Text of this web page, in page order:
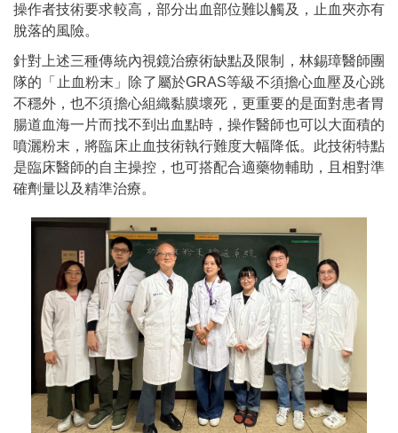
操作者技術要求較高，部分出血部位難以觸及，止血夾亦有
脫落的風險。
針對上述三種傳統內視鏡治療術缺點及限制，林錫璋醫師團
隊的「止血粉末」除了屬於GRAS等級不須擔心血壓及心跳
不穩外，也不須擔心組織黏膜壞死，更重要的是面對患者胃
腸道血海一片而找不到出血點時，操作醫師也可以大面積的
噴灑粉末，將臨床止血技術執行難度大幅降低。此技術特點
是臨床醫師的自主操控，也可搭配合適藥物輔助，且相對準
確劑量以及精準治療。